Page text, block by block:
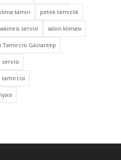
tamiri petek temizlik
servisi salon kliması
Tamircisi Gaziantep
servisi
tamircisi